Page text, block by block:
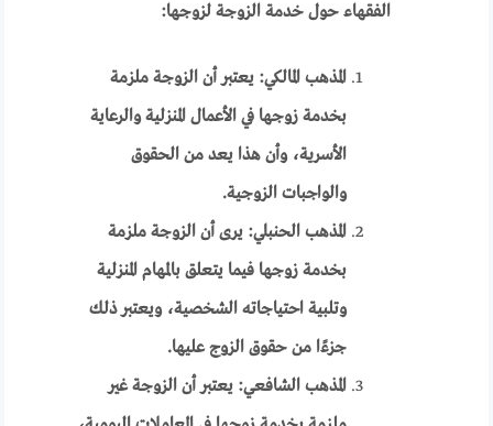
الفقهاء حول خدمة الزوجة لزوجها:
المذهب المالكي: يعتبر أن الزوجة ملزمة
بخدمة زوجها في الأعمال المنزلية والرعاية
الأسرية، وأن هذا يعد من الحقوق
والواجبات الزوجية.
المذهب الحنبلي: يرى أن الزوجة ملزمة
بخدمة زوجها فيما يتعلق بالمهام المنزلية
وتلبية احتياجاته الشخصية، ويعتبر ذلك
جزءًا من حقوق الزوج عليها.
المذهب الشافعي: يعتبر أن الزوجة غير